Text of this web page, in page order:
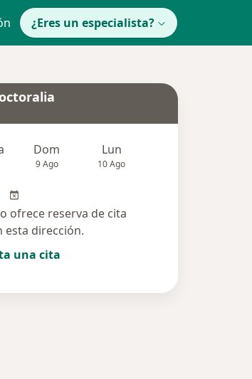
¿Eres un especialista?
Dom
9 Ago
Lun
10 Ago
ofrece reserva de cita
esta dirección.
una cita